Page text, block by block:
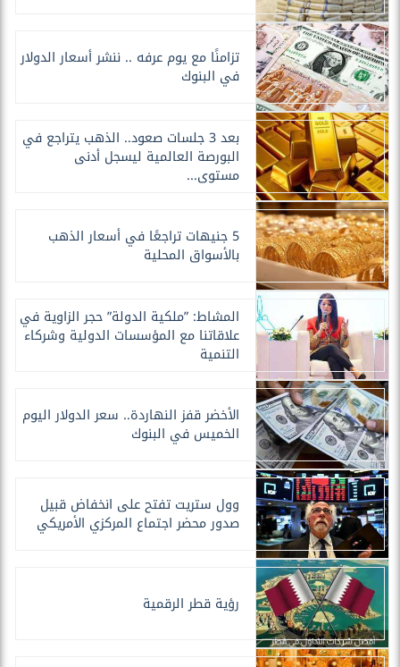
تزامنًا مع يوم عرفه .. ننشر أسعار الدولار
في البنوك
بعد 3 جلسات صعود.. الذهب يتراجع في
البورصة العالمية ليسجل أدنى
مستوى...
5 جنيهات تراجعًا في أسعار الذهب
بالأسواق المحلية
المشاط: ”ملكية الدولة” حجر الزاوية في
علاقاتنا مع المؤسسات الدولية وشركاء
التنمية
الأخضر قفز النهاردة.. سعر الدولار اليوم
الخميس في البنوك
وول ستريت تفتح على انخفاض قبيل
صدور محضر اجتماع المركزي الأمريكي
رؤية قطر الرقمية